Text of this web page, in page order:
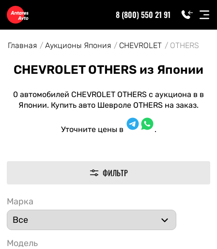
8 (800) 550 21 91
Главная Аукционы Япония CHEVROLET OTHERS
CHEVROLET OTHERS из Японии
0 автомобилей CHEVROLET OTHERS с аукциона в в
Японии. Купить авто Шевроле OTHERS на заказ.
Уточните цены в .
ФИЛЬТР
Марка
Модель